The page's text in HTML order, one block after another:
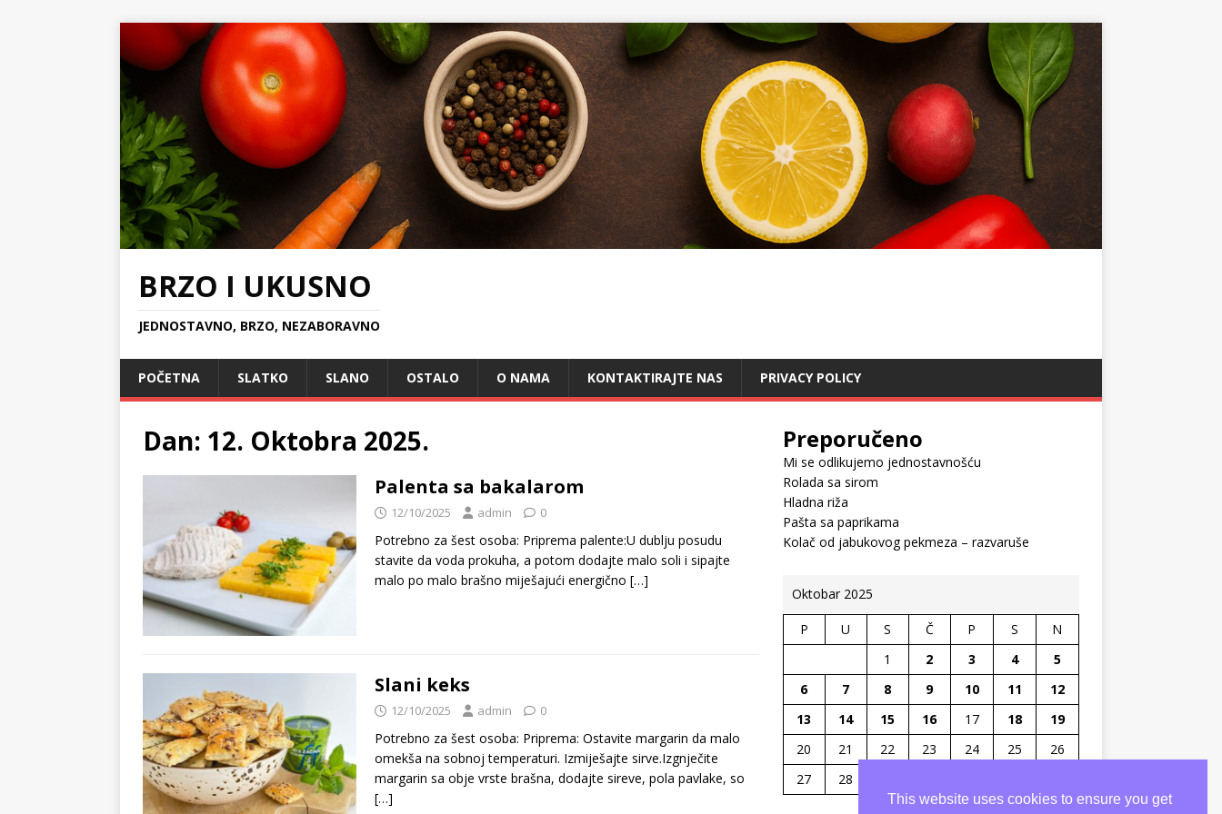
BRZO I UKUSNO
JEDNOSTAVNO, BRZO, NEZABORAVNO
POČETNA SLATKO SLANO OSTALO O NAMA KONTAKTIRAJTE NAS PRIVACY POLICY
Dan: 12. Oktobra 2025.
Palenta sa bakalarom
12/10/2025 admin 0
Potrebno za šest osoba: Priprema palente:U dublju posudu
stavite da voda prokuha, a potom dodajte malo soli i sipajte
malo po malo brašno miješajući energično […]
Slani keks
12/10/2025 admin 0
Potrebno za šest osoba: Priprema: Ostavite margarin da malo
omekša na sobnoj temperaturi. Izmiješajte sirve.Izgnječite
margarin sa obje vrste brašna, dodajte sireve, pola pavlake, so
[…]
Preporučeno
Mi se odlikujemo jednostavnošću
Rolada sa sirom
Hladna riža
Pašta sa paprikama
Kolač od jabukovog pekmeza – razvaruše
Oktobar 2025
P U S Č P S
N
1
2 3 4
5
6
7 8 9 10 11
12
13
14 15 16 17 18
19
20
21 22 23 24 25
26
27
28
This website uses cookies to ensure you get